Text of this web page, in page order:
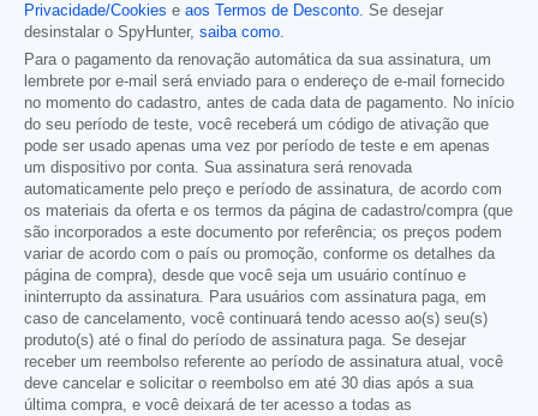
Privacidade/Cookies e aos Termos de Desconto. Se desejar
desinstalar o SpyHunter, saiba como.
Para o pagamento da renovação automática da sua assinatura, um
lembrete por e-mail será enviado para o endereço de e-mail fornecido
no momento do cadastro, antes de cada data de pagamento. No início
do seu período de teste, você receberá um código de ativação que
pode ser usado apenas uma vez por período de teste e em apenas
um dispositivo por conta. Sua assinatura será renovada
automaticamente pelo preço e período de assinatura, de acordo com
os materiais da oferta e os termos da página de cadastro/compra (que
são incorporados a este documento por referência; os preços podem
variar de acordo com o país ou promoção, conforme os detalhes da
página de compra), desde que você seja um usuário contínuo e
ininterrupto da assinatura. Para usuários com assinatura paga, em
caso de cancelamento, você continuará tendo acesso ao(s) seu(s)
produto(s) até o final do período de assinatura paga. Se desejar
receber um reembolso referente ao período de assinatura atual, você
deve cancelar e solicitar o reembolso em até 30 dias após a sua
última compra, e você deixará de ter acesso a todas as